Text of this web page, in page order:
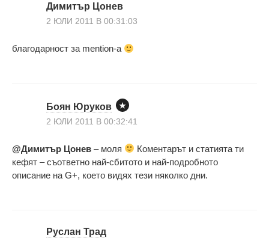
Димитър Цонев
2 ЮЛИ 2011 В 00:31:03
благодарност за mention-a
Боян Юруков
2 ЮЛИ 2011 В 00:32:41
@Димитър Цонев – моля
Коментарът и статията ти
кефят – съответно най-сбитото и най-подробното
описание на G+, което видях тези няколко дни.
Руслан Трад